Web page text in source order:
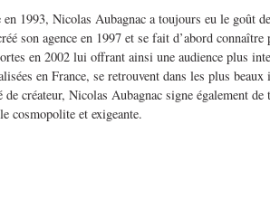
1993, Nicolas Aubagnac a toujours eu le goût de
son agence en 1997 et se fait d’abord connaître
en 2002 lui offrant ainsi une audience plus
en France, se retrouvent dans les plus beaux
créateur, Nicolas Aubagnac signe également de
cosmopolite et exigeante.